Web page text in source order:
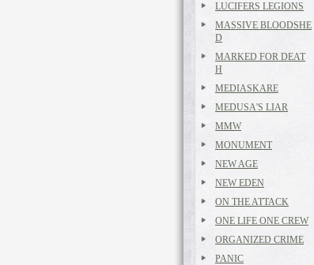
LUCIFERS LEGIONS
MASSIVE BLOODSHE
D
MARKED FOR DEAT
H
MEDIASKARE
MEDUSA'S LIAR
MMW
MONUMENT
NEW AGE
NEW EDEN
ON THE ATTACK
ONE LIFE ONE CREW
ORGANIZED CRIME
PANIC